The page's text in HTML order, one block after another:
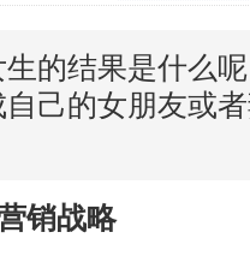
的结果是什么
己的女朋友或
销战略